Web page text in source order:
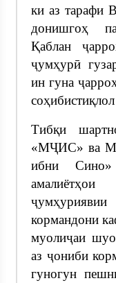
ки аз тарафи
донишгоҳ
Қаблан
ҷумҳурӣ
ин гуна
Тибқи
«МҶИС» ва
ибни
кормандони
муолиҷаи
аз ҷониби
гуногун